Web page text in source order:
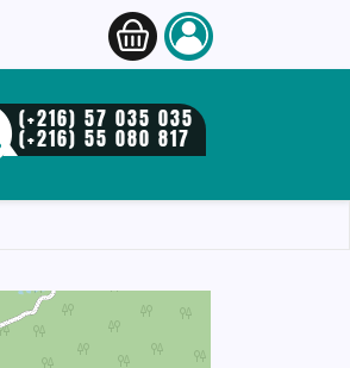
(+216) 57 035 035
(+216) 55 080 817